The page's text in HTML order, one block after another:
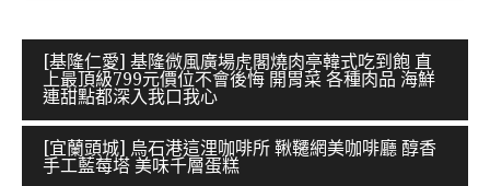
文
章
導
覽
[基隆仁愛] 基隆微風廣場虎閣燒肉亭韓式吃到飽 直
上最頂級799元價位不會後悔 開胃菜 各種肉品 海鮮
連甜點都深入我口我心
[宜蘭頭城] 烏石港這浬咖啡所 鞦韆網美咖啡廳 醇香
手工藍莓塔 美味千層蛋糕